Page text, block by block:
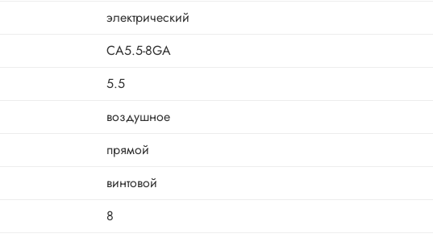
электрический
CA5.5-8GA
5.5
воздушное
прямой
винтовой
8